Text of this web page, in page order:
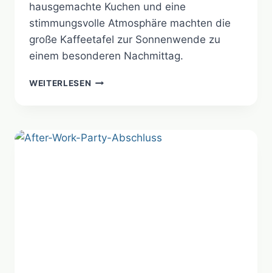
hausgemachte Kuchen und eine
stimmungsvolle Atmosphäre machten die
große Kaffeetafel zur Sonnenwende zu
einem besonderen Nachmittag.
WEITERLESEN GROSSE K